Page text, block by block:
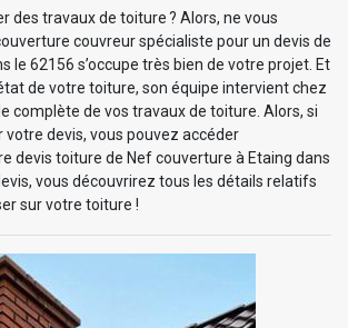
des travaux de toiture ? Alors, ne vous
couvreur spécialiste pour un devis de
le 62156 s’occupe très bien de votre projet. Et
de votre toiture, son équipe intervient chez
complète de vos travaux de toiture. Alors, si
votre devis, vous pouvez accéder
devis toiture de Nef couverture à Etaing dans
vous découvrirez tous les détails relatifs
sur votre toiture !